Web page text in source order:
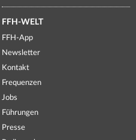
FFH-WELT
FFH-App
Newsletter
Kontakt
Frequenzen
Jobs
Führungen
Presse